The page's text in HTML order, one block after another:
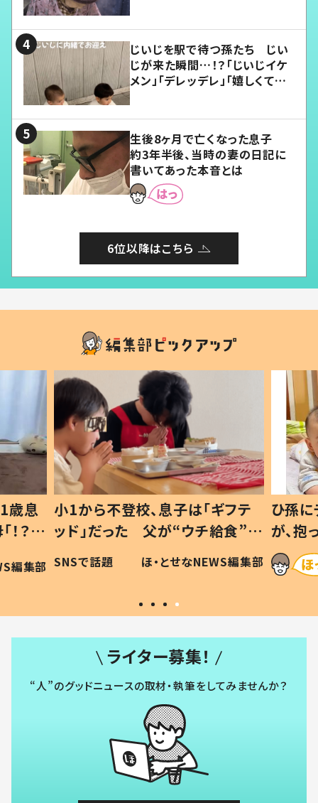
じいじを駅で待つ孫たち じい
じが来た瞬間…！？「じいじイケ
メン」「デレッデレ」「嬉しくて可
生後8ヶ月で亡くなった息子
約3年半後、当時の妻の日記に
書いてあった本音とは
6位以降はこちら
歳息
？」
編集部
小1から不登校、息子は「ギフテ
ッド」だった 父が“ウチ給食”を
作り続ける理由とは #令和の親
#令和の子
SNSで話題 ほ・とせなNEWS編集部
ひ孫
が、
「涙が
い」
ライター募集！
“人”のグッドニュースの取材・執筆をしてみませんか？